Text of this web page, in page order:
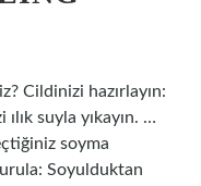
Cildinizi hazırlayın:
suyla yıkayın. …
soyma
Soyulduktan